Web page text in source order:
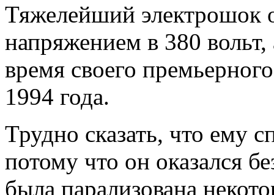
Тяжелейший электрошок
напряжением в 380
время своего
1994 года.
Трудно сказать, что ему
потому что он оказался
была парализована